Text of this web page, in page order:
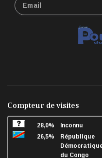
Compteur de visites
28,0%
Inconnu
26,5%
République
du Congo